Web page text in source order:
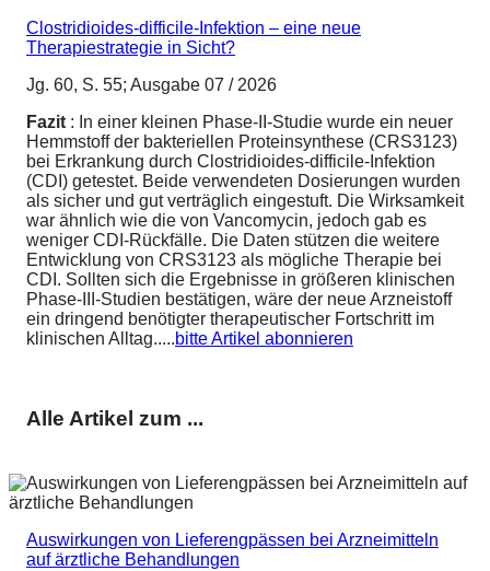
Clostridioides-difficile-Infektion – eine neue
Therapiestrategie in Sicht?
Jg. 60, S. 55; Ausgabe 07 / 2026
Fazit : In einer kleinen Phase-II-Studie wurde ein neuer
Hemmstoff der bakteriellen Proteinsynthese (CRS3123)
bei Erkrankung durch Clostridioides-difficile-Infektion
(CDI) getestet. Beide verwendeten Dosierungen wurden
als sicher und gut verträglich eingestuft. Die Wirksamkeit
war ähnlich wie die von Vancomycin, jedoch gab es
weniger CDI-Rückfälle. Die Daten stützen die weitere
Entwicklung von CRS3123 als mögliche Therapie bei
CDI. Sollten sich die Ergebnisse in größeren klinischen
Phase-III-Studien bestätigen, wäre der neue Arzneistoff
ein dringend benötigter therapeutischer Fortschritt im
klinischen Alltag.....bitte Artikel abonnieren
Alle Artikel zum ...
Auswirkungen von Lieferengpässen bei Arzneimitteln
auf ärztliche Behandlungen